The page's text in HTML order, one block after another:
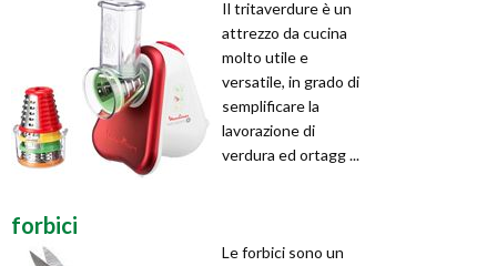
Il tritaverdure è un
attrezzo da cucina
molto utile e
versatile, in grado di
semplificare la
lavorazione di
verdura ed ortagg ...
forbici
Le forbici sono un